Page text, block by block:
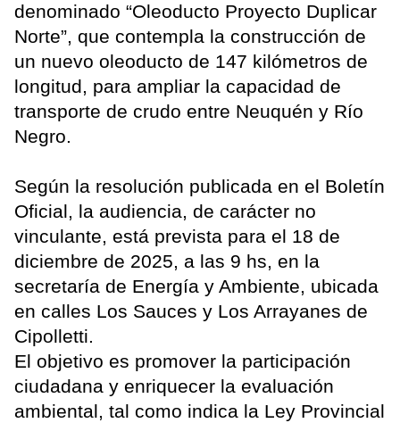
denominado “Oleoducto Proyecto Duplicar
Norte”, que contempla la construcción de
un nuevo oleoducto de 147 kilómetros de
longitud, para ampliar la capacidad de
transporte de crudo entre Neuquén y Río
Negro.
Según la resolución publicada en el Boletín
Oficial, la audiencia, de carácter no
vinculante, está prevista para el 18 de
diciembre de 2025, a las 9 hs, en la
secretaría de Energía y Ambiente, ubicada
en calles Los Sauces y Los Arrayanes de
Cipolletti.
El objetivo es promover la participación
ciudadana y enriquecer la evaluación
ambiental, tal como indica la Ley Provincial